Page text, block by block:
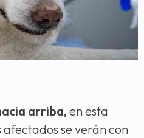
arriba,en esta
afectados se verán con